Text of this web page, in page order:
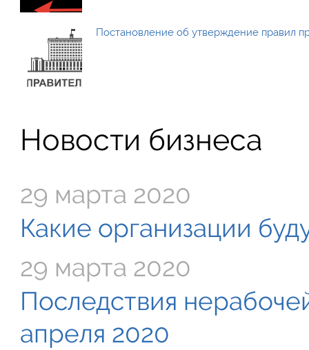
Постановление об утверждение правил
Новости бизнеса
29 марта 2020
Какие организации
29 марта 2020
Последствия
апреля 2020